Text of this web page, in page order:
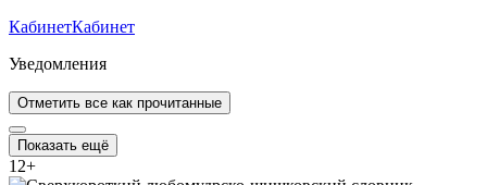
КабинетКабинет
Уведомления
Отметить все как прочитанные
Показать ещё
12+